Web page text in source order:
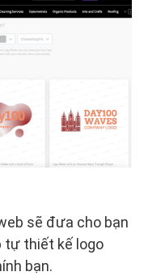
sẽ đưa cho bạn
tự thiết kế logo
bạn.